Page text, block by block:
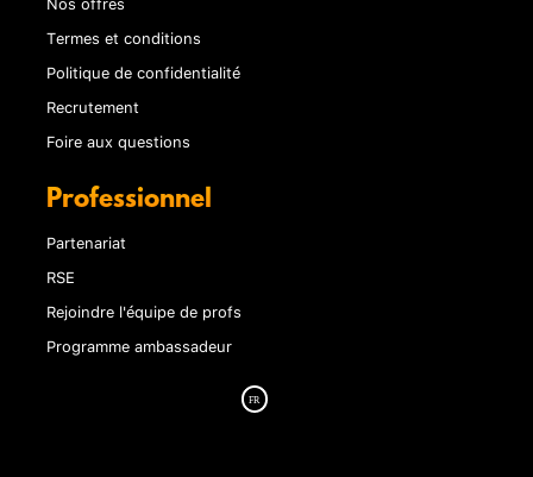
Termes et conditions
Politique de confidentialité
Recrutement
Foire aux questions
Professionnel
Partenariat
RSE
Rejoindre l'équipe de profs
Programme ambassadeur